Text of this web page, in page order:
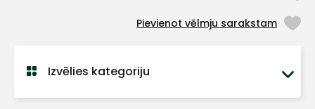
Pievienot vēlmju sarakstam
Izvēlies kategoriju